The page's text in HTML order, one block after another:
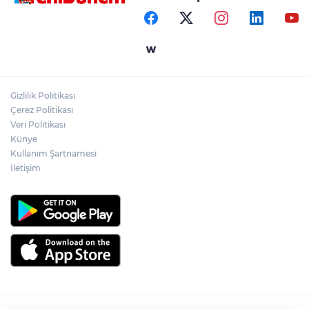
Gizlilik Politikası
Çerez Politikası
Veri Politikası
Künye
Kullanım Şartnamesi
İletişim